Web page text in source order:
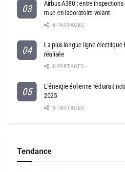
Airbus A380 : entre
mue en laboratoire volant
6 PARTAGES
La plus longue ligne
réalisée
8 PARTAGES
L’énergie éolienne réduirait
2025
8 PARTAGES
Tendance